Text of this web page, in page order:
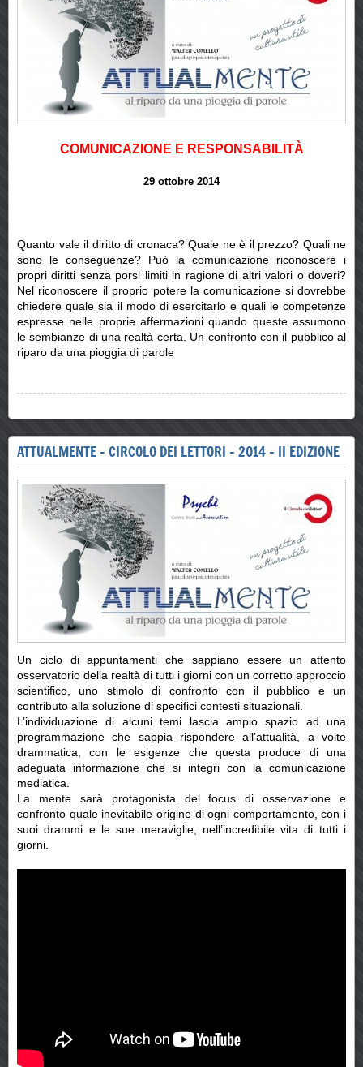
COMUNICAZIONE E RESPONSABILITÀ
29 ottobre 2014
Quanto vale il diritto di cronaca? Quale ne è il prezzo? Quali ne
sono le conseguenze? Può la comunicazione riconoscere i
propri diritti senza porsi limiti in ragione di altri valori o doveri?
Nel riconoscere il proprio potere la comunicazione si dovrebbe
chiedere quale sia il modo di esercitarlo e quali le competenze
espresse nelle proprie affermazioni quando queste assumono
le sembianze di una realtà certa. Un confronto con il pubblico al
riparo da una pioggia di parole
ATTUALMENTE - CIRCOLO DEI LETTORI - 2014 - II EDIZIONE
Un ciclo di appuntamenti che sappiano essere un attento
osservatorio della realtà di tutti i giorni con un corretto approccio
scientifico, uno stimolo di confronto con il pubblico e un
contributo alla soluzione di specifici contesti situazionali.
L’individuazione di alcuni temi lascia ampio spazio ad una
programmazione che sappia rispondere all’attualità, a volte
drammatica, con le esigenze che questa produce di una
adeguata informazione che si integri con la comunicazione
mediatica.
La mente sarà protagonista del focus di osservazione e
confronto quale inevitabile origine di ogni comportamento, con i
suoi drammi e le sue meraviglie, nell’incredibile vita di tutti i
giorni.